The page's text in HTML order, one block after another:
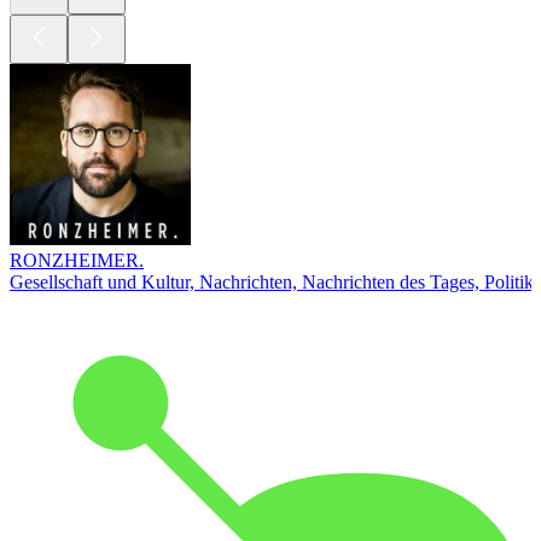
RONZHEIMER.
Gesellschaft und Kultur, Nachrichten, Nachrichten des Tages, Politik